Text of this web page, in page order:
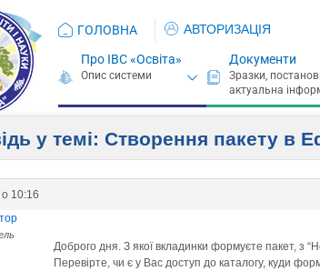
ГОЛОВНА АВТОРИЗАЦІЯ
Про ІВС «Освіта» Документи
у темі: Створення пакету в
10:16
Доброго дня. З якої вкладинки формуєте пакет, з
Перевірте, чи є у Вас доступ до каталогу, куди